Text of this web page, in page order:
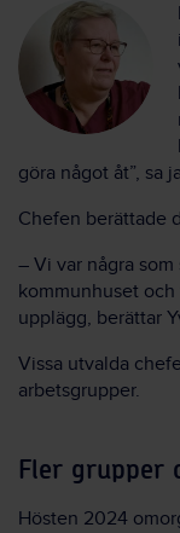
göra något åt”, sa
Chefen berättade
– Vi var några
kommunhuset
upplägg, berättar
Vissa utvalda
arbetsgrupper.
Fler grupper
Hösten 2024